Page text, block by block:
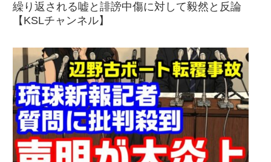
繰り返される嘘と誹謗中傷に対して毅然と反論
【KSLチャンネル】